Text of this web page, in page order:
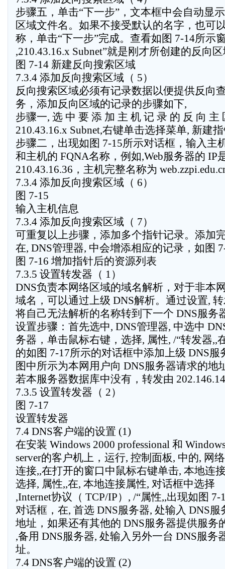
步骤五，单击“下一步”，文本框中会自动显
区域文件名。如果不接受默认的名字，也可
称，单击“下一步”完成。查看如图 7-14所示
,210.43.16.x Subnet”就是刚才所创建的反向
图 7-14 新建反向搜索区域
7.3.4 添加反向搜索区域（ 5）
反向搜索区域必须有记录数据以便提供反向
务，添加反向区域的记录的步骤如下,
步骤一, 选 中 要 添 加 主 机 记 录 的 反 向 主
210.43.16.x Subnet,右键单击选择菜单, 新建
步骤二，出现如图 7-15所示对话框，输入主
和主机的 FQNA名称，例如,Web服务器的 IP
210.43.16.36，主机完整名称为
7.3.4 添加反向搜索区域（ 6）
图 7-15
输入主机信息
7.3.4 添加反向搜索区域（ 7）
可重复以上步骤，添加多个指针记录。添加
在, DNS管理器, 中会增添相应的记录，如图
图 7-16 增加指针后的资源列表
7.3.5 设置转发器（ 1）
DNS负责本网络区域的域名解析，对于非本
域名，可以通过上级 DNS解析。通过设置,
将自己无法解析的名称转到下一个 DNS服务
设置步骤：首先选中, DNS管理器, 中选中
务器，单击鼠标右键，选择, 属性, /“转发器,,
的如图 7-17所示的对话框中添加上级 DNS服
图中所示为本网用户向 DNS服务器请求的地
若本服务器数据库中没有，转发由
7.3.5 设置转发器（ 2）
图 7-17
设置转发器
7.4 DNS客户端的设置 (1)
在安装 Windows 2000 professional 和
server的客户机上，运行, 控制面板, 中的, 网
连接,,在打开的窗口中鼠标右键单击, 本地连
选择, 属性,,在, 本地连接属性, 对话框中选择
,Internet协议（ TCP/IP）, /“属性,,出现如图 7-
对话框，在, 首选 DNS服务器, 处输入 DNS服
地址，如果还有其他的 DNS服务器提供服务
,备用 DNS服务器, 处输入另外一台 DNS服务
址。
7.4 DNS客户端的设置 (2)